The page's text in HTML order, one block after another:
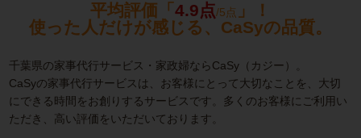
平均評価「 4.9点/5点
」！
使った人だけが感じる、CaSyの品質。
千葉県の家事代行サービス・家政婦ならCaSy（カジー）。
CaSyの家事代行サービスは、お客様にとって大切なことを、大切
にできる時間をお創りするサービスです。多くのお客様にご利用い
ただき、高い評価をいただいております。